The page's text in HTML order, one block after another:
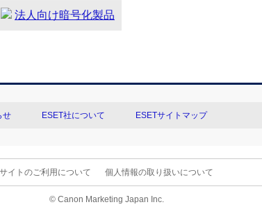
法人向け暗号化製品
せ ESET社について ESETサイトマップ
サイトのご利用について 個人情報の取り扱いについて
© Canon Marketing Japan Inc.